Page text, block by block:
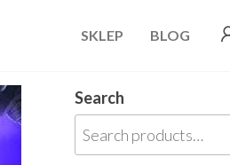
SKLEP BLOG
Search